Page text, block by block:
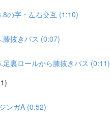
の字・左右交互 (1:10)
膝抜きパス (0:07)
足裏ロールから膝抜きパス (0:11)
ンガA (0:52)